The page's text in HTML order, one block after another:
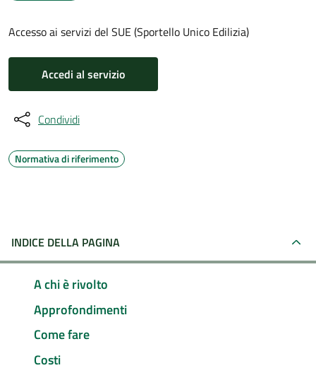
Accesso ai servizi del SUE (Sportello Unico Edilizia)
Accedi al servizio
Condividi
Normativa di riferimento
INDICE DELLA PAGINA
A chi è rivolto
Approfondimenti
Come fare
Costi